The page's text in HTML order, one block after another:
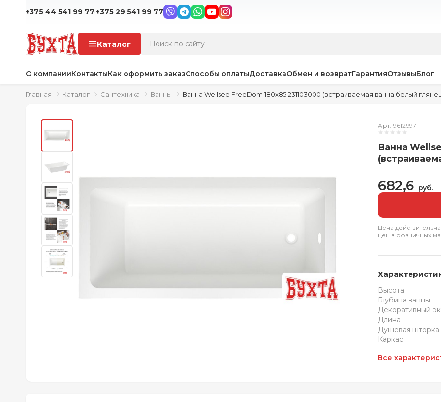
+375 44 541 99 77·+375 29 541 99 77
Каталог
О компанииКонтактыКак оформить заказСпособы оплатыДоставкаОбмен и возвратГарантияОтзывыБлог
Главная Каталог Сантехника Ванны Ванна Wellsee FreeDom 180x85 231103000 (встраиваемая ванна белый
Арт. 9612997
Ванна
682,6 руб.
Цена
цен в розничных
Высота
Глубина ванны
Декоративный
Длина
Душевая шторка
Каркас
Все